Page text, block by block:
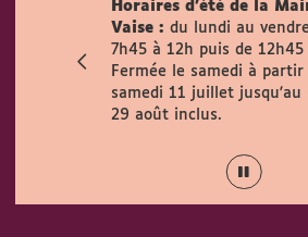
Horaires d'été de la
Vaise : du lundi au
7h45 à 12h puis de 12h45
Fermée le samedi à partir
samedi 11 juillet jusqu'au
29 août inclus.